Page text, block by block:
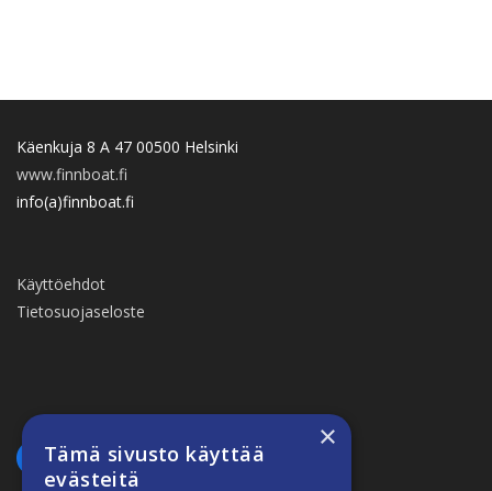
Käenkuja 8 A 47 00500 Helsinki
www.finnboat.fi
info(a)finnboat.fi
Käyttöehdot
Tietosuojaseloste
×
Tämä sivusto käyttää
evästeitä